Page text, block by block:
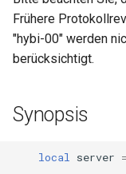
cgi
combined-upstreams
compression-
client:close
client:set_timeout
Frühere
"hybi-00" werden
berücksichtigt.
Synopsis
local server =